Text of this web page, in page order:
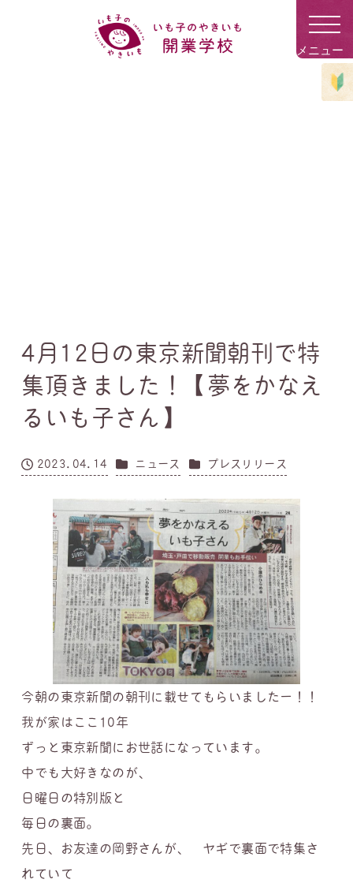
4月12日の東京新聞朝刊で特
集頂きました！【夢をかなえ
るいも子さん】
投稿日
2023.04.14 カテゴリー
ニュース カテゴリー
プレスリリース
今朝の東京新聞の朝刊に載せてもらいましたー！！
我が家はここ10年
ずっと東京新聞にお世話になっています。
中でも大好きなのが、
日曜日の特別版と
毎日の裏面。
先日、お友達の岡野さんが、 ヤギで裏面で特集さ
れていて